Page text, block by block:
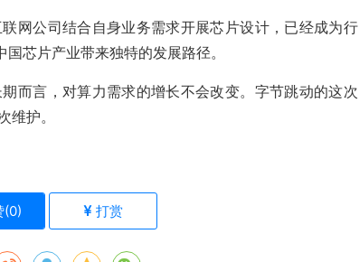
网公司结合自身业务需求开展芯片设计，已经成为行
芯片产业带来独特的发展路径。
而言，对算力需求的增长不会改变。字节跳动的这次
维护。
(0) 打赏